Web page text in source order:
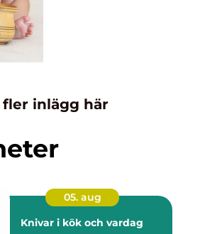
fler inlägg här
05. aug
Knivar i kök och vardag